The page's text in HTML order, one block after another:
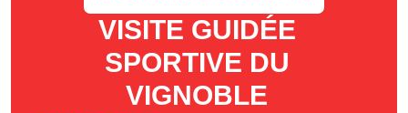
VISITE GUIDÉE
SPORTIVE DU
VIGNOBLE